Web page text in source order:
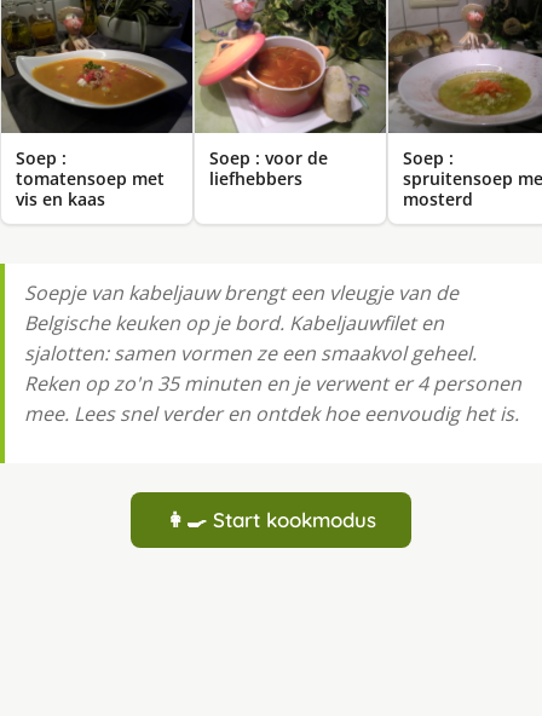
Soep :
tomatensoep met
vis en kaas
Soep : voor de
liefhebbers
Soep :
spruitensoep
mosterd
Soepje van kabeljauw brengt een vleugje van de
Belgische keuken op je bord. Kabeljauwfilet en
sjalotten: samen vormen ze een smaakvol geheel.
Reken op zo'n 35 minuten en je verwent er 4 personen
mee. Lees snel verder en ontdek hoe eenvoudig het is.
👩‍🍳 Start kookmodus